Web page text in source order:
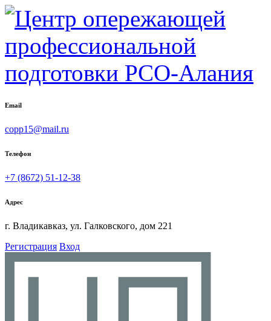
Email
copp15@mail.ru
Телефон
+7 (8672) 51-12-38
Адрес
г. Владикавказ, ул. Галковского, дом 221
Регистрация Вход